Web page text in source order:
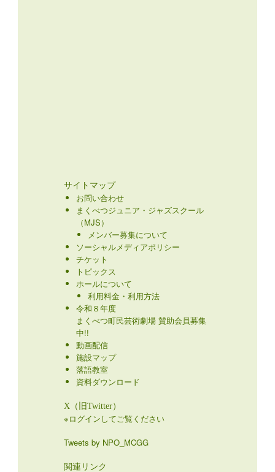
サイトマップ
お問い合わせ
まくべつジュニア・ジャズスクール
（MJS）
メンバー募集について
ソーシャルメディアポリシー
チケット
トピックス
ホールについて
利用料金・利用方法
令和８年度
まくべつ町民芸術劇場 賛助会員募集
中!!
動画配信
施設マップ
落語教室
資料ダウンロード
X（旧Twitter）
※ログインしてご覧ください
Tweets by NPO_MCGG
関連リンク